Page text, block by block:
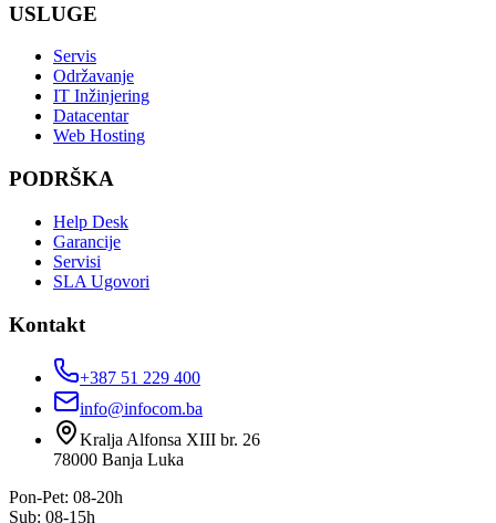
USLUGE
Servis
Održavanje
IT Inžinjering
Datacentar
Web Hosting
PODRŠKA
Help Desk
Garancije
Servisi
SLA Ugovori
Kontakt
+387 51 229 400
info@infocom.ba
Kralja Alfonsa XIII br. 26
78000 Banja Luka
Pon-Pet: 08-20h
Sub: 08-15h